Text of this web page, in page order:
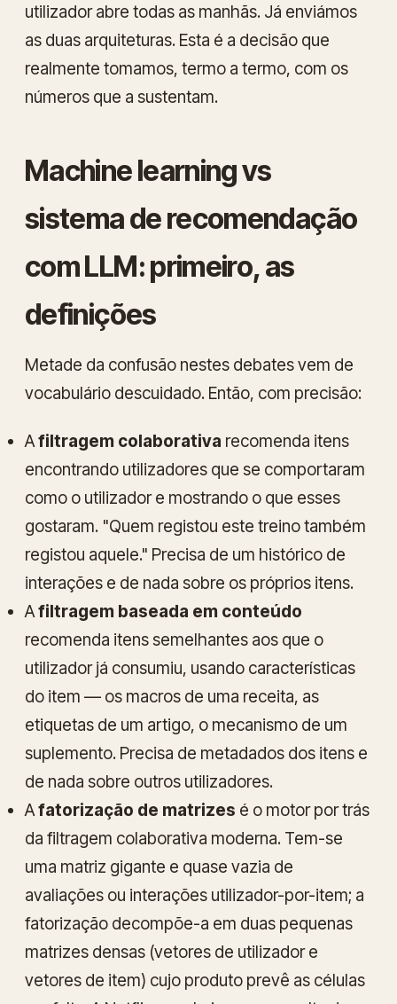
utilizador abre todas as manhãs. Já enviámos
as duas arquiteturas. Esta é a decisão que
realmente tomamos, termo a termo, com os
números que a sustentam.
Machine learning vs
sistema de recomendação
com LLM: primeiro, as
definições
Metade da confusão nestes debates vem de
vocabulário descuidado. Então, com precisão:
Afiltragem colaborativa recomenda itens
encontrando utilizadores que se comportaram
como o utilizador e mostrando o que esses
gostaram. "Quem registou este treino também
registou aquele." Precisa de um histórico de
interações e de nada sobre os próprios itens.
Afiltragem baseada em conteúdo
recomenda itens semelhantes aos que o
utilizador já consumiu, usando características
do item — os macros de uma receita, as
etiquetas de um artigo, o mecanismo de um
suplemento. Precisa de metadados dos itens e
de nada sobre outros utilizadores.
Afatorização de matrizes é o motor por trás
da filtragem colaborativa moderna. Tem-se
uma matriz gigante e quase vazia de
avaliações ou interações utilizador-por-item; a
fatorização decompõe-a em duas pequenas
matrizes densas (vetores de utilizador e
vetores de item) cujo produto prevê as células